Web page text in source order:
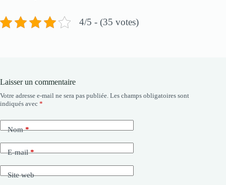
4/5 - (35 votes)
Laisser un commentaire
Votre adresse e-mail ne sera pas publiée. Les champs obligatoires sont
indiqués avec *
Nom*
E-mail*
Site web